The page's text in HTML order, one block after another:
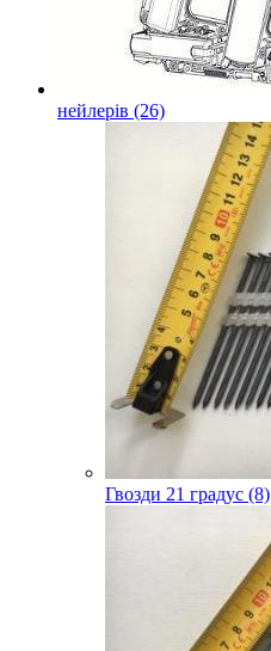
нейлерів (26)
Гвозди 21 градус (8)